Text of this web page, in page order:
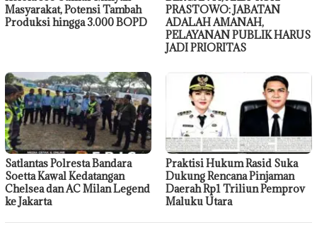
Masyarakat, Potensi Tambah
Produksi hingga 3.000 BOPD
PRASTOWO: JABATAN
ADALAH AMANAH,
PELAYANAN PUBLIK HARUS
JADI PRIORITAS
Satlantas Polresta Bandara
Soetta Kawal Kedatangan
Chelsea dan AC Milan Legend
ke Jakarta
Praktisi Hukum Rasid Suka
Dukung Rencana Pinjaman
Daerah Rp1 Triliun Pemprov
Maluku Utara